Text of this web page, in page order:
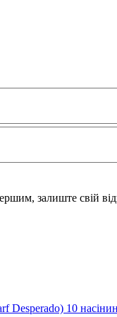
залиште свій